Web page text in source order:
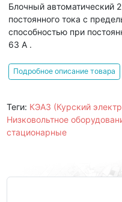
Блочный автоматический
постоянного тока с
способностью при
63 А .
Подробное описание товара
Теги: КЭАЗ (Курский
Низковольтное
стационарные